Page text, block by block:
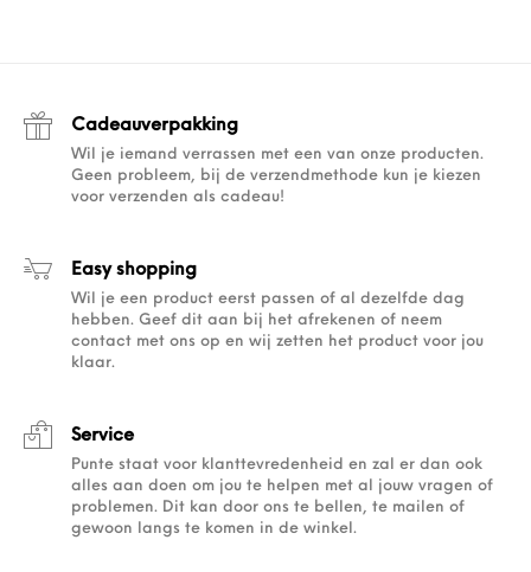
Cadeauverpakking
Wil je iemand verrassen met een van onze producten.
Geen probleem, bij de verzendmethode kun je kiezen
voor verzenden als cadeau!
Easy shopping
Wil je een product eerst passen of al dezelfde dag
hebben. Geef dit aan bij het afrekenen of neem
contact met ons op en wij zetten het product voor jou
klaar.
Service
Punte staat voor klanttevredenheid en zal er dan ook
alles aan doen om jou te helpen met al jouw vragen of
problemen. Dit kan door ons te bellen, te mailen of
gewoon langs te komen in de winkel.